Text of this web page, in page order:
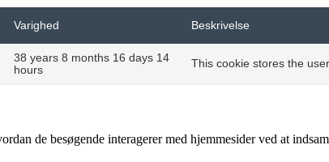
Varighed Beskrivelse
38 years 8 months 16 days 14
hours
This cookie stores the
de besøgende interagerer med hjemmesider ved at